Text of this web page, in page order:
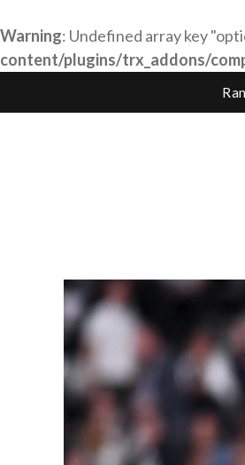
Warning: Undefined array key
content/plugins/trx_addons/